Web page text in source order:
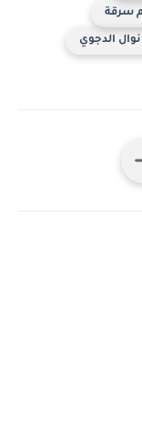
سرقة
الدجوي